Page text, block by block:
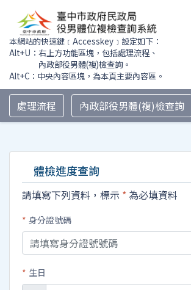
本網站的快速鍵﹝Accesskey﹞設定如下：
Alt+U：右上方功能區塊，包括處理流程、
內政部役男體(複)檢查詢。
Alt+C：中央內容區塊，為本頁主要內容區。
處理流程 內政部役男體(複)檢查詢
體檢進度查詢
請填寫下列資料，標示 * 為必填資料
* 身分證號碼
* 生日